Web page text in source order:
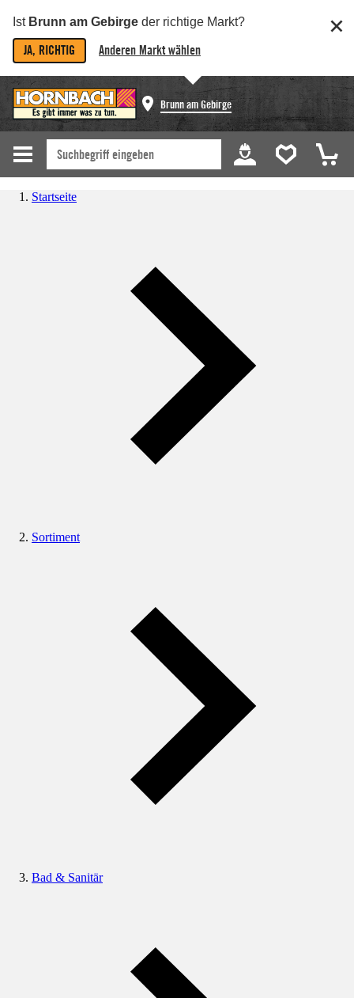
Ist Brunn am Gebirge der richtige Markt?
JA, RICHTIG Anderen Markt wählen
Brunn am Gebirge
Startseite
Sortiment
Bad & Sanitär